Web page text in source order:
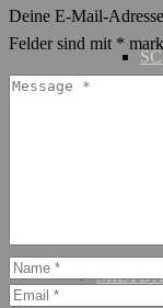
Deine E-Mail-
Felder sind mit *